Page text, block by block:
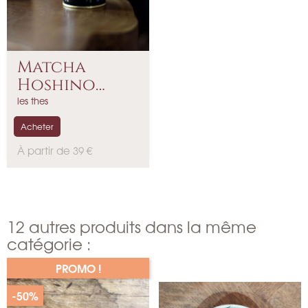
Matcha
Hoshino
Yame No...
les thes
P
À partir de 39 €
Acheter
12 autres produits dans la même
catégorie :
PROMO !
-50%